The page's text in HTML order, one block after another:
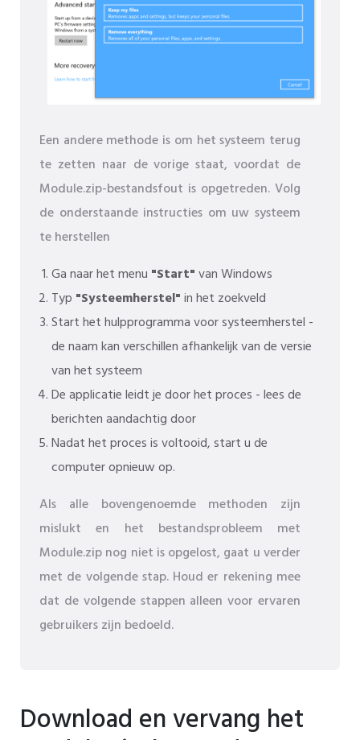
Een andere methode is om het systeem terug
te zetten naar de vorige staat, voordat de
Module.zip-bestandsfout is opgetreden. Volg
de onderstaande instructies om uw systeem
te herstellen
Ga naar het menu "Start"van Windows
Typ "Systeemherstel"in het zoekveld
Start het hulpprogramma voor systeemherstel -
de naam kan verschillen afhankelijk van de versie
van het systeem
De applicatie leidt je door het proces - lees de
berichten aandachtig door
Nadat het proces is voltooid, start u de
computer opnieuw op.
Als alle bovengenoemde methoden zijn
mislukt en het bestandsprobleem met
Module.zip nog niet is opgelost, gaat u verder
met de volgende stap. Houd er rekening mee
dat de volgende stappen alleen voor ervaren
gebruikers zijn bedoeld.
Download en vervang het